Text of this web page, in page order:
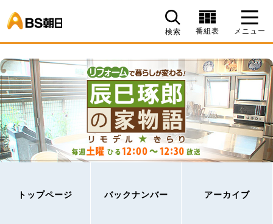
検索 番組表 メニュー
トップページ バックナンバー アーカイブ